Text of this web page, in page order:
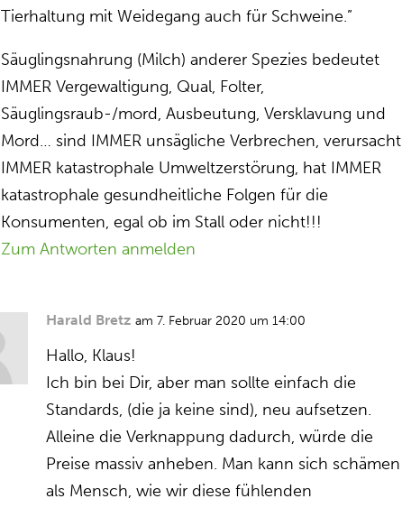
Tierhaltung mit Weidegang auch für Schweine.”
Säuglingsnahrung (Milch) anderer Spezies bedeutet
IMMER Vergewaltigung, Qual, Folter,
Säuglingsraub-/mord, Ausbeutung, Versklavung und
Mord… sind IMMER unsägliche Verbrechen, verursacht
IMMER katastrophale Umweltzerstörung, hat IMMER
katastrophale gesundheitliche Folgen für die
Konsumenten, egal ob im Stall oder nicht!!!
Zum Antworten anmelden
Harald Bretz am 7. Februar 2020 um 14:00
Hallo, Klaus!
Ich bin bei Dir, aber man sollte einfach die
Standards, (die ja keine sind), neu aufsetzen.
Alleine die Verknappung dadurch, würde die
Preise massiv anheben. Man kann sich schämen
als Mensch, wie wir diese fühlenden